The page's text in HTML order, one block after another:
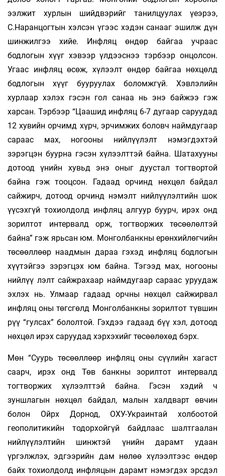
ээлжит хурлын шийдвэрийг танилцуулах үеэрээ,
С.Наранцогтын хэлсэн үгээс хэдэн санааг эшилж дүн
шинжилгээ хийе. Инфляц өндөр байгаа учраас
бодлогын хүүг хэвээр үлдээснээ тэрбээр онцолсон.
Угаас инфляц өсөж, хүлээлт өндөр байгаа нөхцөлд
бодлогын хүүг бууруулах боломжгүй. Хэвлэлийн
хурлаар хэлэх гэсэн гол санаа нь энэ байжээ гэж
харсан. Тэрбээр “Цаашид инфляц 6-7 дугаар саруудад
12 хувийн орчимд хүрч, эрчимжих боловч наймдугаар
сараас мах, ногооны нийлүүлэлт нэмэгдэхтэй
зэрэгцэн буурна гэсэн хүлээлттэй байна. Шатахууны
дотоод үнийн хувьд энэ оныг дуустал тогтвортой
байна гэж тооцсон. Гадаад орчинд нөхцөл байдал
сайжирч, дотоод орчинд нэмэлт нийлүүлэлтийн шок
үүсэхгүй тохиолдолд инфляц алгуур буурч, ирэх онд
зорилтот интервалд орж, тогтворжих төсөөлөлтэй
байна” гэж ярьсан юм. Монголбанкны ерөнхийлөгчийн
төсөөллөөр наадмын дараа гэхэд инфляц бодлогын
хүүтэйгээ зэрэгцэх юм байна. Тэгээд мах, ногооны
нийлүү­ лэлт сайжрахаар наймдугаар сараас уруудаж
эхлэх нь. Улмаар гадаад орчны нөхцөл сайжирвал
инфляц оны төгсгөлд Монголбанкны зорилтот түвшин
рүү “гулсах” бололтой. Гэхдээ гадаад бүү хэл, дотоод
нөхцөл ирэх саруудад хэрхэхийг төсөөлөхөд бэрх.
Мөн “Суурь төсөөллөөр инфляц оны сүүлийн хагаст
саарч, ирэх онд Төв банкны зорилтот интервалд
тогтворжих хүлээлттэй байна. Гэсэн хэдий ч
зуншлагын нөхцөл байдал, малын халдварт өвчин
болон Ойрх Дорнод, ОХУ-Украинтай холбоотой
геополитикийн тодорхойгүй байдлаас шалтгаалан
нийлүүлэлтийн шинжтэй үнийн дарамт удаан
үргэлжлэх, эдгээрийн дам нөлөө хүлээлтээс өндөр
байх тохиолдолд инфляцын дарамт нэмэгдэх эрсдэл